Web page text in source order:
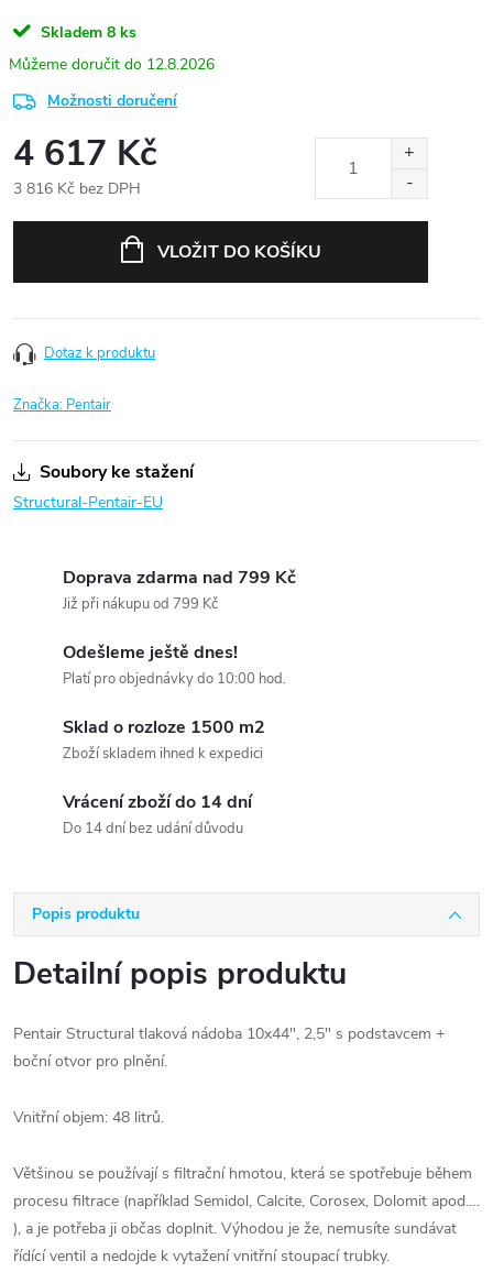
Skladem 8 ks
12.8.2026
Možnosti doručení
4 617 Kč
3 816 Kč bez DPH
VLOŽIT DO KOŠÍKU
Dotaz k produktu
Značka: Pentair
Soubory ke stažení
Structural-Pentair-EU
Doprava zdarma nad 799 Kč
Již při nákupu od 799 Kč
Odešleme ještě dnes!
Platí pro objednávky do 10:00 hod.
Sklad o rozloze 1500 m2
Zboží skladem ihned k expedici
Vrácení zboží do 14 dní
Do 14 dní bez udání důvodu
Popis produktu
Detailní popis produktu
Pentair Structural tlaková nádoba 10x44", 2,5" s podstavcem +
boční otvor pro plnění.
Vnitřní objem: 48 litrů.
Většinou se používají s filtrační hmotou, která se spotřebuje během
procesu filtrace (například Semidol, Calcite, Corosex, Dolomit apod….
), a je potřeba ji občas doplnit. Výhodou je že, nemusíte sundávat
řídící ventil a nedojde k vytažení vnitřní stoupací trubky.